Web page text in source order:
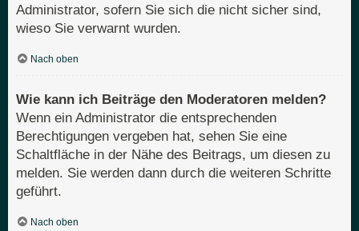
Administrator, sofern Sie sich die nicht sicher sind,
wieso Sie verwarnt wurden.
Nach oben
Wie kann ich Beiträge den Moderatoren melden?
Wenn ein Administrator die entsprechenden
Berechtigungen vergeben hat, sehen Sie eine
Schaltfläche in der Nähe des Beitrags, um diesen zu
melden. Sie werden dann durch die weiteren Schritte
geführt.
Nach oben